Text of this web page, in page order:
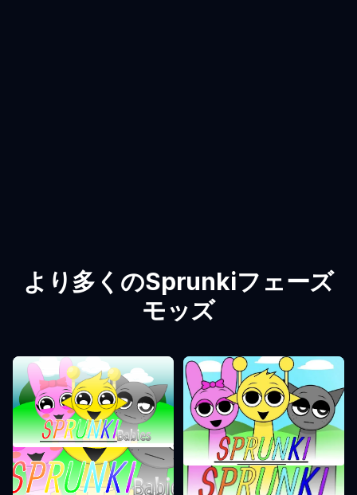
より多くのSprunkiフェーズ
モッズ
Sprunkiフェーズ0
Sprunkiフェーズ1